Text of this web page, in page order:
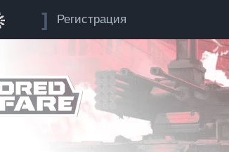
Регистрация